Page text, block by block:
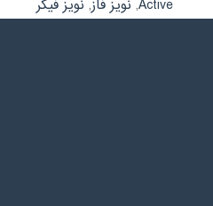
Active
, نویز فاز, نویز فیگر